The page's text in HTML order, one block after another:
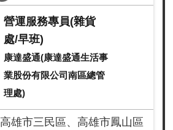
營運服務專員(雜貨
處/早班)
康達盛通(康達盛通生活事
業股份有限公司南區總管
理處)
高雄市三民區、高雄市鳳山區